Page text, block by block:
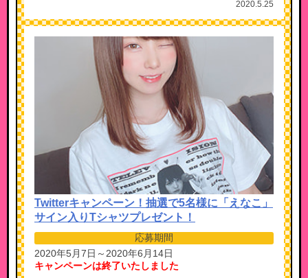
2020.5.25
Twitterキャンペーン！抽選で5名様に「えなこ」
サイン入りTシャツプレゼント！
応募期間
2020年5月7日～2020年6月14日
キャンペーンは終了いたしました